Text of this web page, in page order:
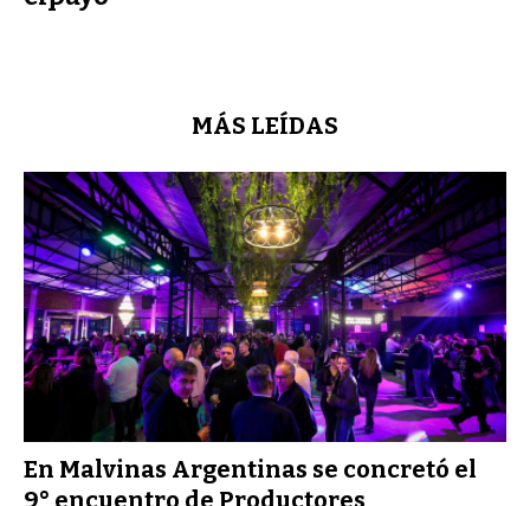
MÁS LEÍDAS
En Malvinas Argentinas se concretó el
9° encuentro de Productores